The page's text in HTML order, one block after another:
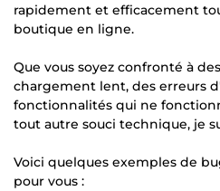
rapidement et efficacement
boutique en ligne.
Que vous soyez confronté à
chargement lent, des erreurs
fonctionnalités qui ne
tout autre souci technique, je
Voici quelques exemples de
pour vous :